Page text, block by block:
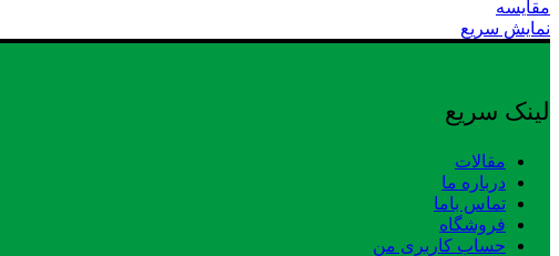
مقایسه
نمایش سریع
لینک سریع
مقالات
درباره ما
تماس باما
فروشگاه
حساب کاربری من